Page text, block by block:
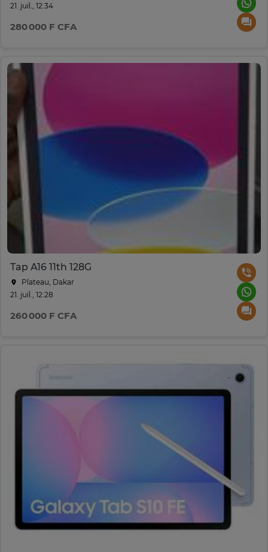
21. juil., 12:34
280 000 F CFA
Tap A16 11th 128G
Plateau, Dakar
21. juil., 12:28
260 000 F CFA